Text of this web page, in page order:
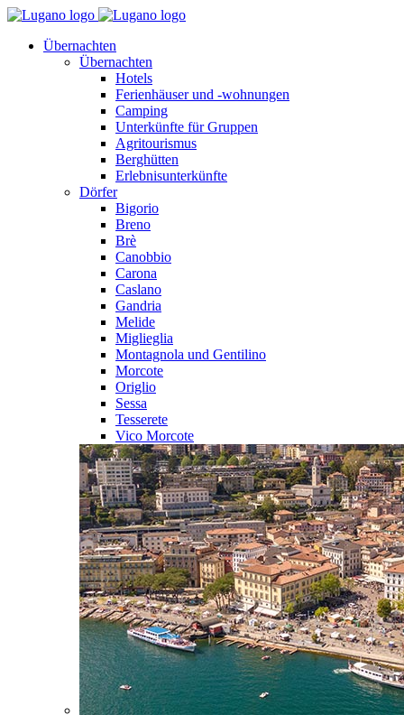
Übernachten
Übernachten
Hotels
Ferienhäuser und -wohnungen
Camping
Unterkünfte für Gruppen
Agritourismus
Berghütten
Erlebnisunterkünfte
Dörfer
Bigorio
Breno
Brè
Canobbio
Carona
Caslano
Gandria
Melide
Miglieglia
Montagnola und Gentilino
Morcote
Origlio
Sessa
Tesserete
Vico Morcote